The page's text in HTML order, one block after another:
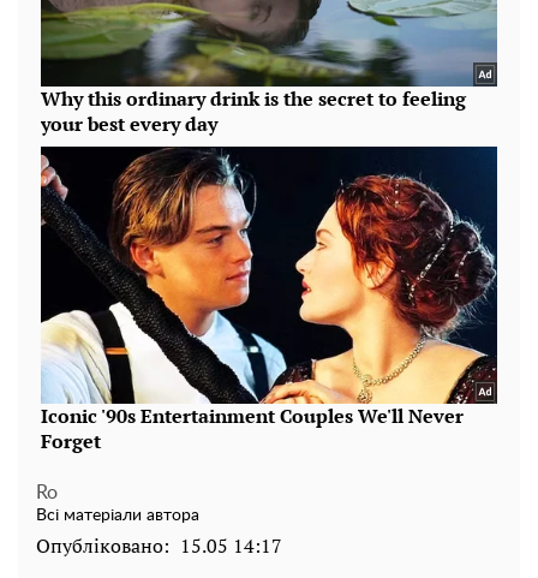
Ro
Всі матеріали автора
Опубліковано: 15.05 14:17